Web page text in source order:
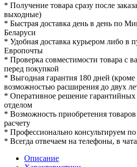
* Получение товара сразу после
выходные)
* Быстрая доставка день в день по
Беларуси
* Удобная доставка курьером либо в
Европочты
* Проверка совместимости товара с
перед покупкой
* Выгодная гарантия 180 дней
возможностью расширения до двух
* Оперативное решение
отделом
* Возможность приобретения
расчету
* Профессионально консультируем по
* Всегда отвечаем на телефоны, в
Описание